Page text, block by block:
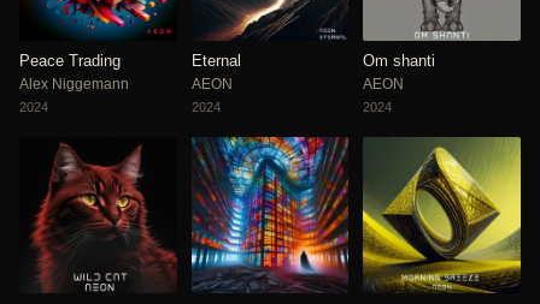
Peace Trading
Alex Niggemann
2024
Eternal
AEON
2024
Om shanti
AEON
2024